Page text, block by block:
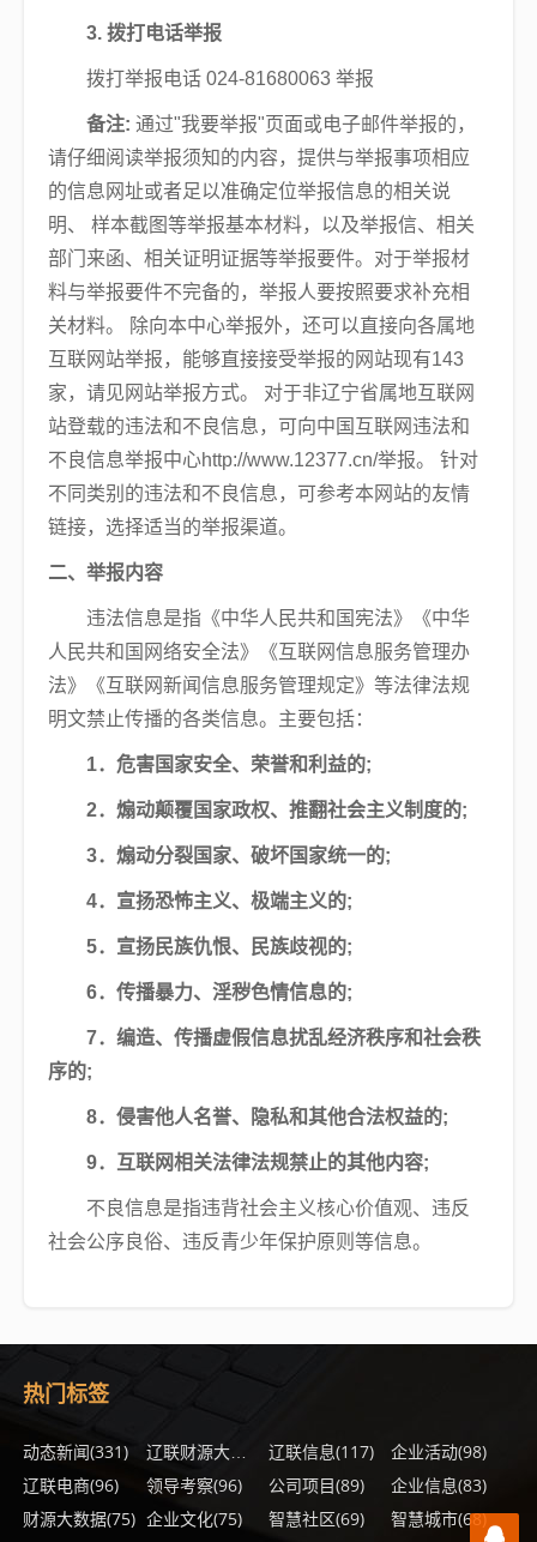
3. 拨打电话举报
拨打举报电话 024-81680063 举报
备注:通过"我要举报"页面或电子邮件举报的，
请仔细阅读举报须知的内容，提供与举报事项相应
的信息网址或者足以准确定位举报信息的相关说
明、 样本截图等举报基本材料，以及举报信、相关
部门来函、相关证明证据等举报要件。对于举报材
料与举报要件不完备的，举报人要按照要求补充相
关材料。 除向本中心举报外，还可以直接向各属地
互联网站举报，能够直接接受举报的网站现有143
家，请见网站举报方式。 对于非辽宁省属地互联网
站登载的违法和不良信息，可向中国互联网违法和
不良信息举报中心http://www.12377.cn/举报。 针对
不同类别的违法和不良信息，可参考本网站的友情
链接，选择适当的举报渠道。
二、举报内容
违法信息是指《中华人民共和国宪法》《中华
人民共和国网络安全法》《互联网信息服务管理办
法》《互联网新闻信息服务管理规定》等法律法规
明文禁止传播的各类信息。主要包括：
1．危害国家安全、荣誉和利益的;
2．煽动颠覆国家政权、推翻社会主义制度的;
3．煽动分裂国家、破坏国家统一的;
4．宣扬恐怖主义、极端主义的;
5．宣扬民族仇恨、民族歧视的;
6．传播暴力、淫秽色情信息的;
7．编造、传播虚假信息扰乱经济秩序和社会秩
序的;
8．侵害他人名誉、隐私和其他合法权益的;
9．互联网相关法律法规禁止的其他内容;
不良信息是指违背社会主义核心价值观、违反
社会公序良俗、违反青少年保护原则等信息。
热门标签
动态新闻(331) 辽联财源大数据 (148)
辽联信息(117) 企业活动(98)
辽联电商(96) 领导考察(96) 公司项目(89) 企业信息(83)
财源大数据(75) 企业文化(75) 智慧社区(69) 智慧城市(68)